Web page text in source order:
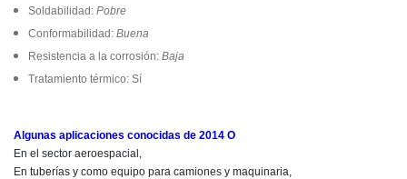
Soldabilidad: Pobre
Conformabilidad: Buena
Resistencia a la corrosión: Baja
Tratamiento térmico: Sí
Algunas aplicaciones conocidas de 2014 O
En el sector aeroespacial,
En tuberías y como equipo para camiones y maquinaria,